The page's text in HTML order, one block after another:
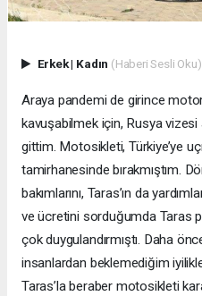
Erkek| Kadın (Haberi Sesli Oku)
Araya pandemi de girince
kavuşabilmek için, Rusya vizesi
gittim. Motosikleti, Türkiye’ye
tamirhanesinde bırakmıştım.
bakımlarını, Taras’ın da
ve ücretini sorduğumda Taras
çok duygulandırmıştı. Daha
insanlardan beklemediğim
Taras’la beraber motosikleti